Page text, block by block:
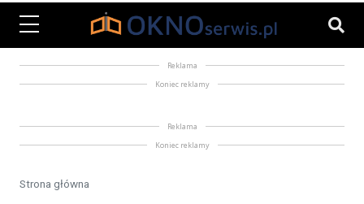
Reklama
Koniec reklamy
Reklama
Koniec reklamy
Strona główna